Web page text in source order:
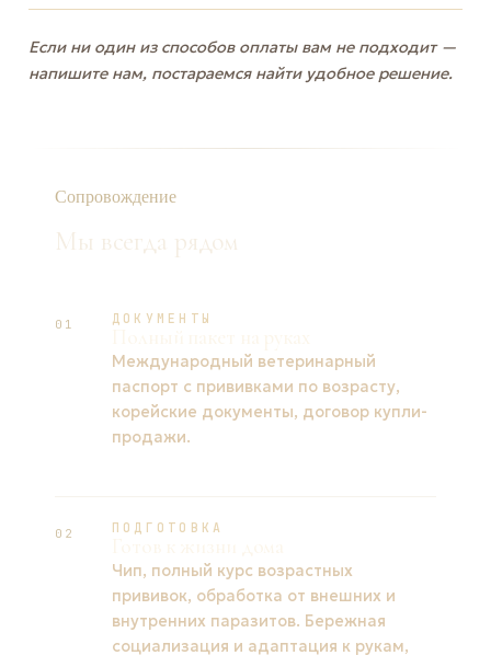
Если ни один из способов оплаты вам не подходит —
напишите нам, постараемся найти удобное решение.
Сопровождение
Мы всегда рядом
01 ДОКУМЕНТЫ
Международный ветеринарный
паспорт с прививками по возрасту,
корейские документы, договор купли-
продажи.
02 ПОДГОТОВКА
Чип, полный курс возрастных
прививок, обработка от внешних и
внутренних паразитов. Бережная
социализация и адаптация к рукам,